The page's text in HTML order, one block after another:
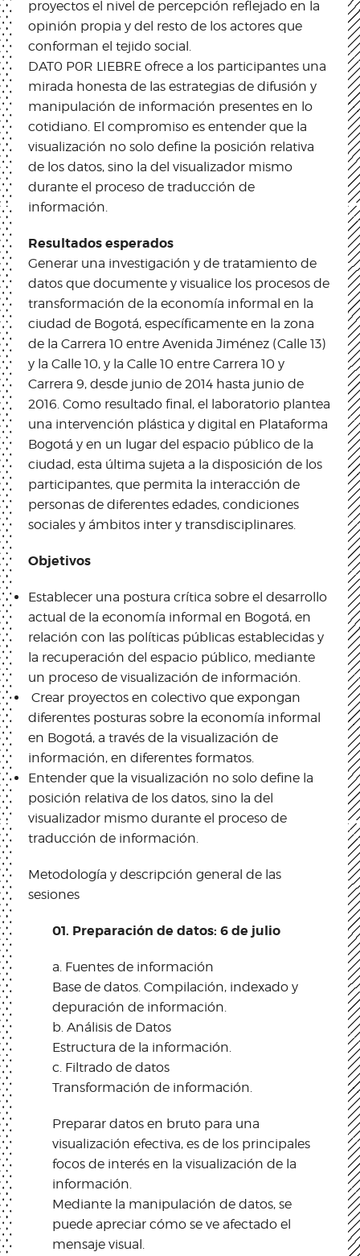
proyectos el nivel de percepción reflejado en la
opinión propia y del resto de los actores que
conforman el tejido social.
DAT0 P0R LIEBRE ofrece a los participantes una
mirada honesta de las estrategias de difusión y
manipulación de información presentes en lo
cotidiano. El compromiso es entender que la
visualización no solo define la posición relativa
de los datos, sino la del visualizador mismo
durante el proceso de traducción de
información.
Resultados esperados
Generar una investigación y de tratamiento de
datos que documente y visualice los procesos de
transformación de la economía informal en la
ciudad de Bogotá, específicamente en la zona
de la Carrera 10 entre Avenida Jiménez (Calle 13)
y la Calle 10, y la Calle 10 entre Carrera 10 y
Carrera 9, desde junio de 2014 hasta junio de
2016. Como resultado final, el laboratorio plantea
una intervención plástica y digital en Plataforma
Bogotá y en un lugar del espacio público de la
ciudad, esta última sujeta a la disposición de los
participantes, que permita la interacción de
personas de diferentes edades, condiciones
sociales y ámbitos inter y transdisciplinares.
Objetivos
Establecer una postura crítica sobre el desarrollo
actual de la economía informal en Bogotá, en
relación con las políticas públicas establecidas y
la recuperación del espacio público, mediante
un proceso de visualización de información.
Crear proyectos en colectivo que expongan
diferentes posturas sobre la economía informal
en Bogotá, a través de la visualización de
información, en diferentes formatos.
Entender que la visualización no solo define la
posición relativa de los datos, sino la del
visualizador mismo durante el proceso de
traducción de información.
Metodología y descripción general de las
sesiones
01. Preparación de datos: 6 de julio
a. Fuentes de información
Base de datos. Compilación, indexado y
depuración de información.
b. Análisis de Datos
Estructura de la información.
c. Filtrado de datos
Transformación de información.
Preparar datos en bruto para una
visualización efectiva, es de los principales
focos de interés en la visualización de la
información.
Mediante la manipulación de datos, se
puede apreciar cómo se ve afectado el
mensaje visual.